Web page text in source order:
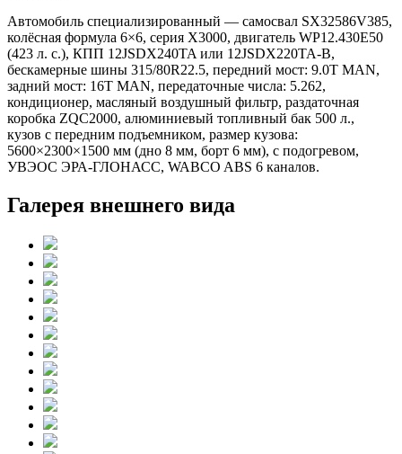
Автомобиль специализированный — самосвал SX32586V385,
колёсная формула 6×6, серия X3000, двигатель WP12.430E50
(423 л. с.), КПП 12JSDX240TA или 12JSDX220TA-B,
бескамерные шины 315/80R22.5, передний мост: 9.0T MAN,
задний мост: 16T MAN, передаточные числа: 5.262,
кондиционер, масляный воздушный фильтр, раздаточная
коробка ZQC2000, алюминиевый топливный бак 500 л.,
кузов с передним подъемником, размер кузова:
5600×2300×1500 мм (дно 8 мм, борт 6 мм), с подогревом,
УВЭОС ЭРА-ГЛОНАСС, WABCO ABS 6 каналов.
Галерея внешнего вида